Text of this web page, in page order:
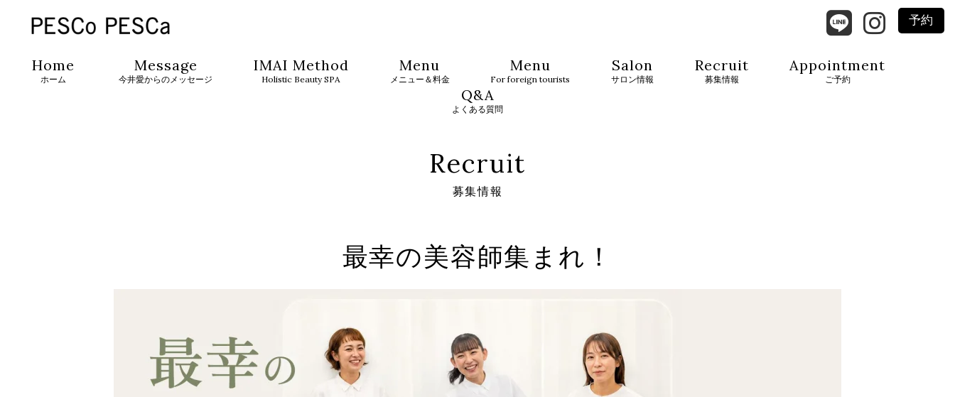
Home
ホーム
Message
今井愛からのメッセージ
IMAI Method
Holistic Beauty SPA
Menu
メニュー＆料金
Menu
For foreign tourists
Salon
サロン情報
Recruit
募集情報
Appointment
ご予約
Q&A
よくある質問
予約
Recruit
募集情報
最幸の美容師集まれ！